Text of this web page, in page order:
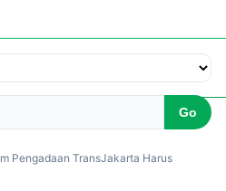
Pengadaan TransJakarta Harus